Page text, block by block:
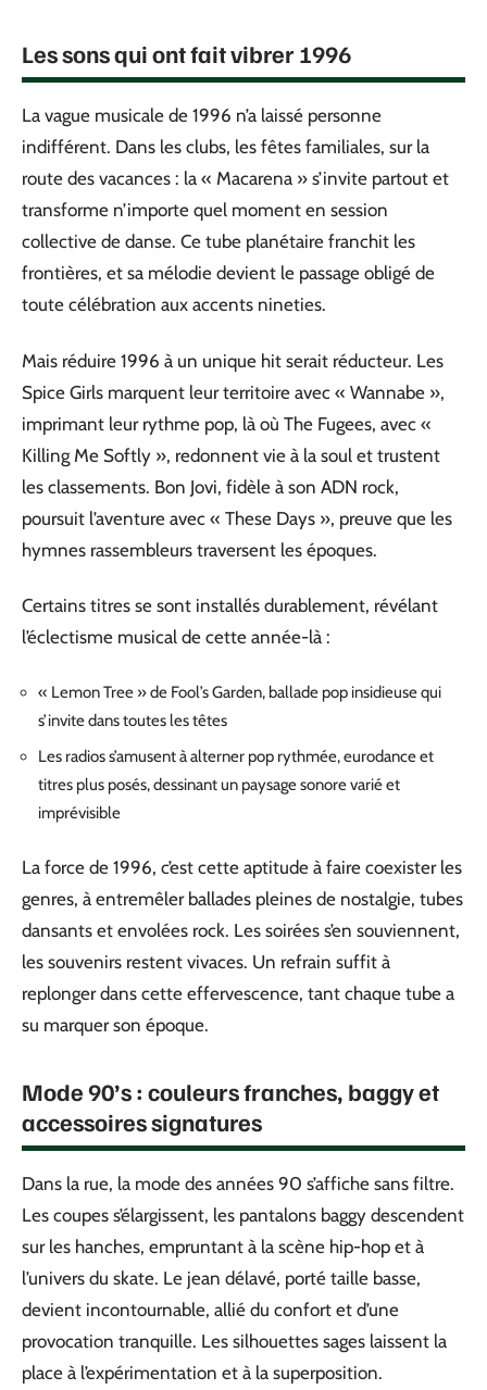
Les sons qui ont fait vibrer 1996
La vague musicale de 1996 n’a laissé personne
indifférent. Dans les clubs, les fêtes familiales, sur la
route des vacances : la « Macarena » s’invite partout et
transforme n’importe quel moment en session
collective de danse. Ce tube planétaire franchit les
frontières, et sa mélodie devient le passage obligé de
toute célébration aux accents nineties.
Mais réduire 1996 à un unique hit serait réducteur. Les
Spice Girls marquent leur territoire avec « Wannabe »,
imprimant leur rythme pop, là où The Fugees, avec «
Killing Me Softly », redonnent vie à la soul et trustent
les classements. Bon Jovi, fidèle à son ADN rock,
poursuit l’aventure avec « These Days », preuve que les
hymnes rassembleurs traversent les époques.
Certains titres se sont installés durablement, révélant
l’éclectisme musical de cette année-là :
« Lemon Tree » de Fool’s Garden, ballade pop insidieuse qui
s’invite dans toutes les têtes
Les radios s’amusent à alterner pop rythmée, eurodance et
titres plus posés, dessinant un paysage sonore varié et
imprévisible
La force de 1996, c’est cette aptitude à faire coexister les
genres, à entremêler ballades pleines de nostalgie, tubes
dansants et envolées rock. Les soirées s’en souviennent,
les souvenirs restent vivaces. Un refrain suffit à
replonger dans cette effervescence, tant chaque tube a
su marquer son époque.
Mode 90’s : couleurs franches, baggy et
accessoires signatures
Dans la rue, la mode des années 90 s’affiche sans filtre.
Les coupes s’élargissent, les pantalons baggy descendent
sur les hanches, empruntant à la scène hip-hop et à
l’univers du skate. Le jean délavé, porté taille basse,
devient incontournable, allié du confort et d’une
provocation tranquille. Les silhouettes sages laissent la
place à l’expérimentation et à la superposition.